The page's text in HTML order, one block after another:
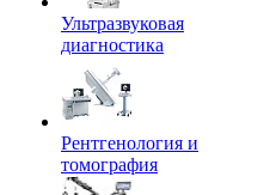
Ультразвуковая
диагностика
Рентгенология и
томография